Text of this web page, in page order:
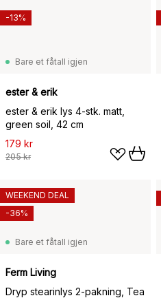
Bare et fåtall igjen
ester & erik
ester & erik lys 4-stk. matt,
green soil, 42 cm
179 kr
205 kr
-13%
Bare et fåtall igjen
Ferm Living
Dryp stearinlys 2-pakning, Tea
WEEKEND DEAL
-36%